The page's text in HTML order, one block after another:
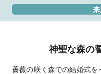
神聖な森の
薔薇の咲く森での結婚式